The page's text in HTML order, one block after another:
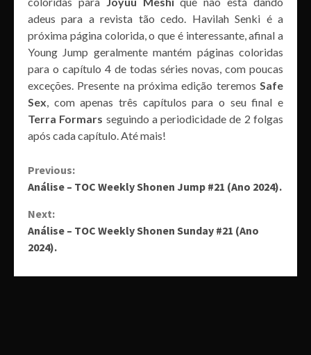
adeus para a revista tão cedo. Havilah Senki é a
próxima página colorida, o que é interessante, afinal a
Young Jump geralmente mantém páginas coloridas
para o capítulo 4 de todas séries novas, com poucas
exceções. Presente na próxima edição teremos Safe
Sex, com apenas três capítulos para o seu final e
Terra Formars seguindo a periodicidade de 2 folgas
após cada capítulo. Até mais!
Continue
Previous:
Análise – TOC Weekly Shonen Jump #21 (Ano 2024).
Next:
Análise – TOC Weekly Shonen Sunday #21 (Ano
2024).